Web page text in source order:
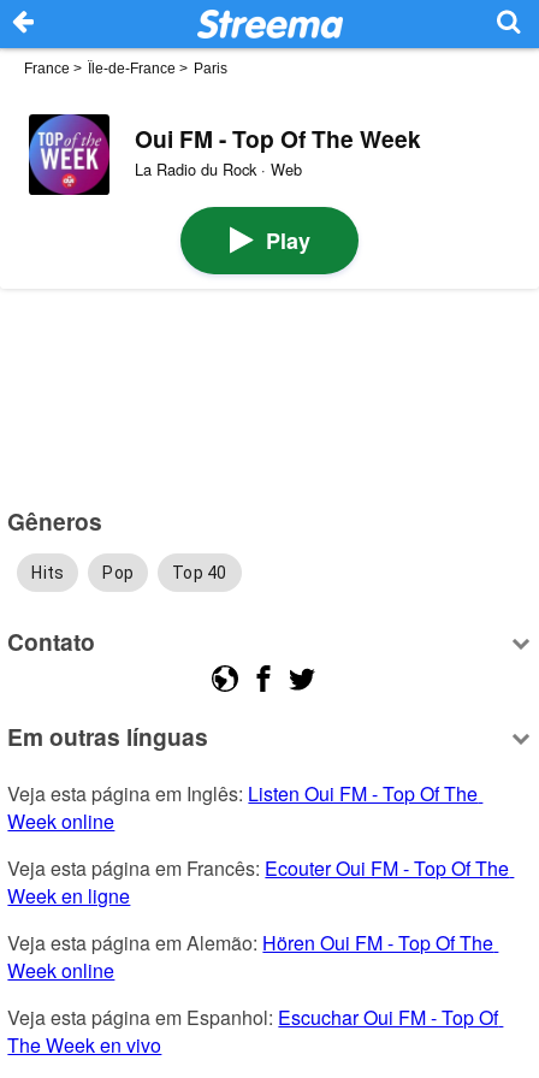
France > Île-de-France > Paris
Oui FM - Top Of The Week
La Radio du Rock · Web
Play
Gêneros
Hits Pop Top 40
Contato
Em outras línguas
Veja esta página em Inglês: Listen Oui FM - Top Of The
Week online
Veja esta página em Francês: Ecouter Oui FM - Top Of The
Week en ligne
Veja esta página em Alemão: Hören Oui FM - Top Of The
Week online
Veja esta página em Espanhol: Escuchar Oui FM - Top Of
The Week en vivo